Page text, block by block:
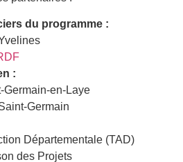
du programme :
:
Germain-en-Laye
Germain
Départementale (TAD)
des Projets